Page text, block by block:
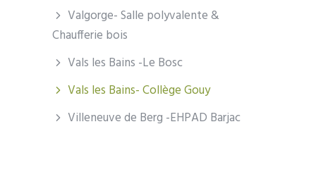
Valgorge- Salle polyvalente &
Chaufferie bois
Vals les Bains -Le Bosc
Vals les Bains- Collège Gouy
Villeneuve de Berg -EHPAD Barjac